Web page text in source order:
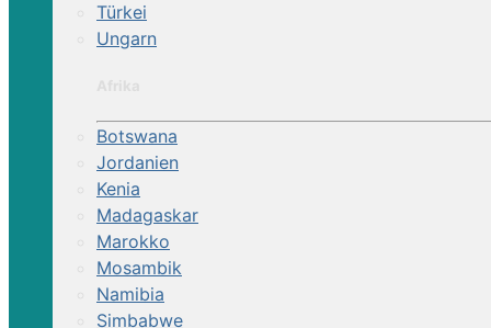
Türkei
Ungarn
Botswana
Jordanien
Kenia
Madagaskar
Marokko
Mosambik
Namibia
Simbabwe